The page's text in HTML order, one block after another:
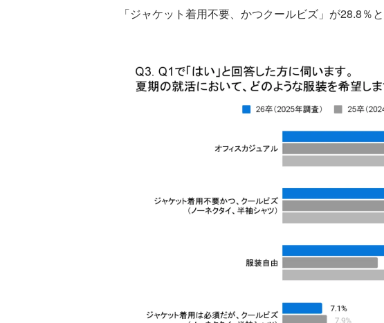
「ジャケット着用不要、かつクールビズ」が28.8％と